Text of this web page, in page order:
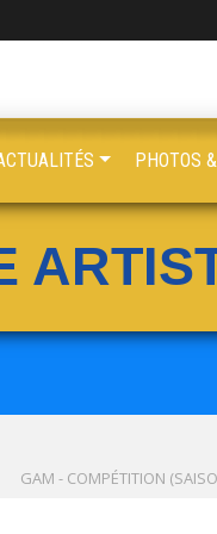
PHOTOS